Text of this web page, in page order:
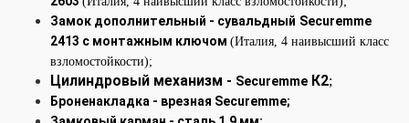
Замок дополнительный - сувальдный Securemme
2413 с монтажным ключом (Италия, 4 наивысший класс
взломостойкости);
Цилиндровый механизм - Securemme К2;
Броненакладка - врезная Securemme;